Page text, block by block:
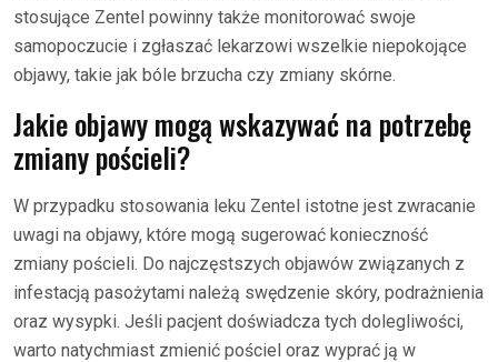
stosujące Zentel powinny także monitorować swoje
samopoczucie i zgłaszać lekarzowi wszelkie niepokojące
objawy, takie jak bóle brzucha czy zmiany skórne.
Jakie objawy mogą wskazywać na potrzebę
zmiany pościeli?
W przypadku stosowania leku Zentel istotne jest zwracanie
uwagi na objawy, które mogą sugerować konieczność
zmiany pościeli. Do najczęstszych objawów związanych z
infestacją pasożytami należą swędzenie skóry, podrażnienia
oraz wysypki. Jeśli pacjent doświadcza tych dolegliwości,
warto natychmiast zmienić pościel oraz wyprać ją w